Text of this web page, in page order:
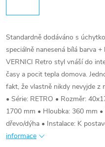
Standardně dodáváno s
speciálně nanesená bílá barva
VERNICI Retro styl vnáší do
časy a pocit tepla domova.
fakt, že vlastně nikdy nevyjde z
• Série: RETRO • Rozměr:
1700 mm • Hloubka: 360 mm •
dřevo/dýha • Instalace: K
informace